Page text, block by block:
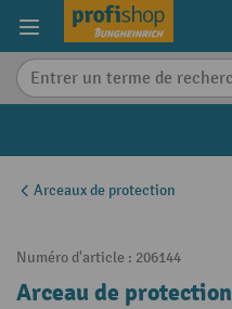
content
Arceaux de protection
Numéro d'article : 206144
Arceau de